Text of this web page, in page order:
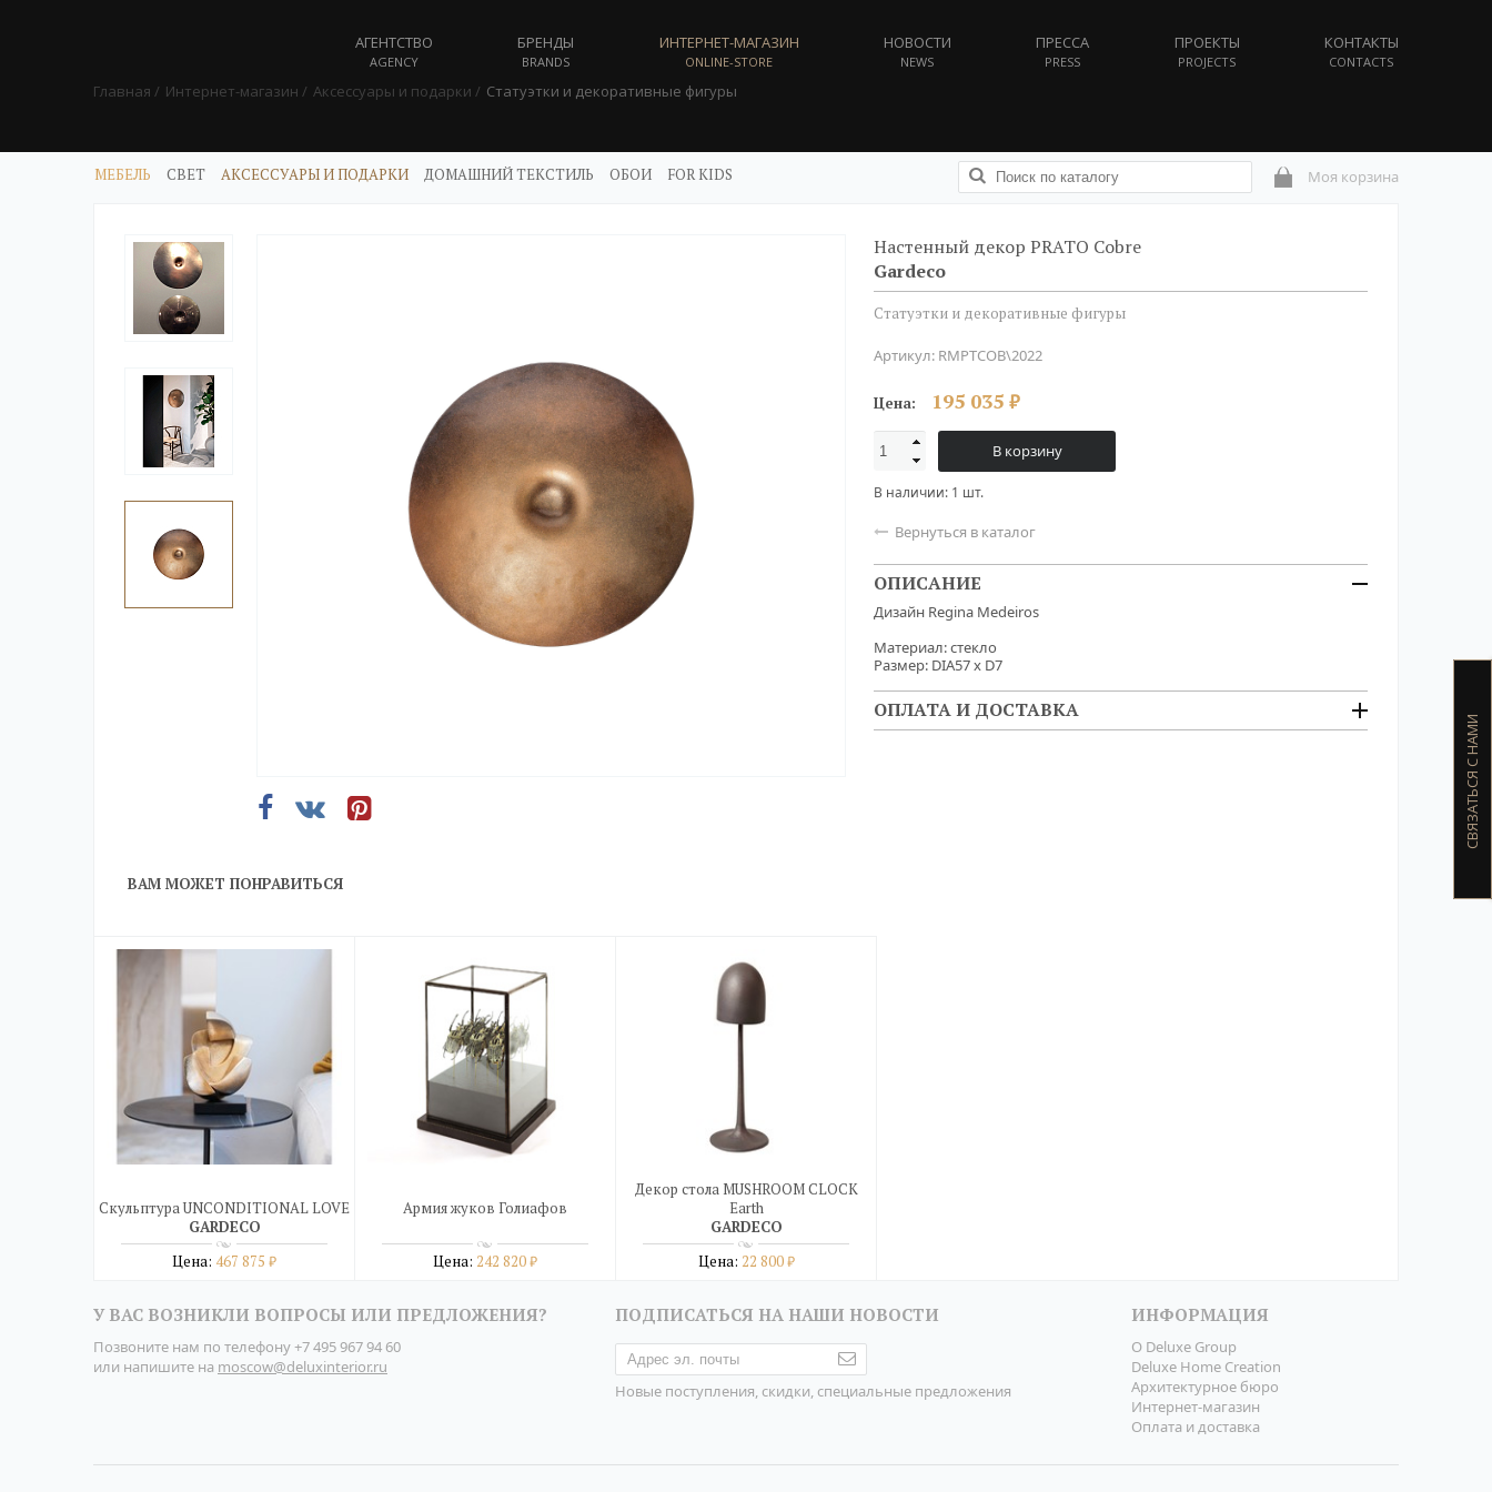
СВЯЗАТЬСЯ С НАМИ
АГЕНТСТВО
AGENCY
БРЕНДЫ
BRANDS
ИНТЕРНЕТ-МАГАЗИН
ONLINE-STORE
НОВОСТИ
NEWS
ПРЕССА
PRESS
ПРОЕКТЫ
PROJECTS
КОНТАКТЫ
CONTACTS
Главная Интернет-магазин Аксессуары и подарки Статуэтки и декоративные фигуры
МЕБЕЛЬ СВЕТ АКСЕССУАРЫ И ПОДАРКИ ДОМАШНИЙ ТЕКСТИЛЬ ОБОИ FOR KIDS Моя корзина
Настенный декор PRATO Cobre
Gardeco
Статуэтки и декоративные фигуры
Артикул: RMPTCOB\2022
Цена: 195 035 ₽
В корзину
В наличии: 1 шт.
 Вернуться в каталог
ОПИСАНИЕ
Дизайн Regina Medeiros
Материал: стекло
Размер: DIA57 x D7
ОПЛАТА И ДОСТАВКА
ВАМ МОЖЕТ ПОНРАВИТЬСЯ
Скульптура UNCONDITIONAL LOVE
GARDECO
Цена: 467 875 ₽
Армия жуков Голиафов
Цена: 242 820₽
Декор стола MUSHROOM CLOCK
Earth
GARDECO
Цена: 22 800₽
У ВАС ВОЗНИКЛИ ВОПРОСЫ ИЛИ ПРЕДЛОЖЕНИЯ?
Позвоните нам по телефону+7 495 967 94 60
или напишите на moscow@deluxinterior.ru
ПОДПИСАТЬСЯ НА НАШИ НОВОСТИ
Новые поступления, скидки, специальные предложения
ИНФОРМАЦИЯ
О Deluxe Group
Deluxe Home Creation
Архитектурное бюро
Интернет-магазин
Оплата и доставка